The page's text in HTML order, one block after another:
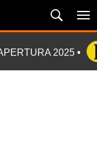
2025